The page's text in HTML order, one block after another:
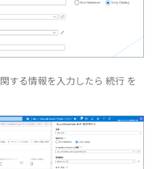
する情報を入力したら 続行 を